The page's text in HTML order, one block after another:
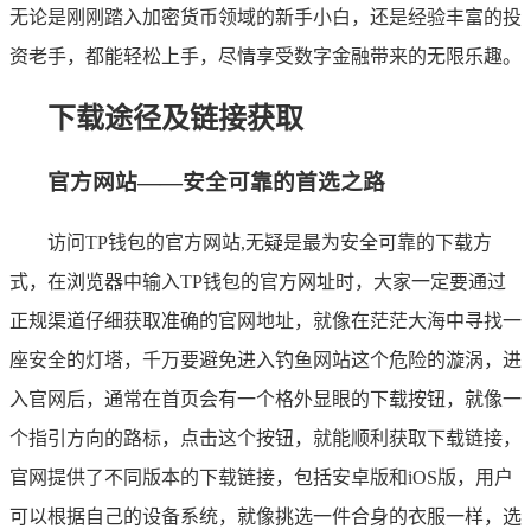
无论是刚刚踏入加密货币领域的新手小白，还是经验丰富的投
资老手，都能轻松上手，尽情享受数字金融带来的无限乐趣。
下载途径及链接获取
官方网站——安全可靠的首选之路
访问TP钱包的官方网站,无疑是最为安全可靠的下载方
式，在浏览器中输入TP钱包的官方网址时，大家一定要通过
正规渠道仔细获取准确的官网地址，就像在茫茫大海中寻找一
座安全的灯塔，千万要避免进入钓鱼网站这个危险的漩涡，进
入官网后，通常在首页会有一个格外显眼的下载按钮，就像一
个指引方向的路标，点击这个按钮，就能顺利获取下载链接，
官网提供了不同版本的下载链接，包括安卓版和iOS版，用户
可以根据自己的设备系统，就像挑选一件合身的衣服一样，选